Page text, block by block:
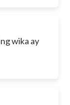
wika ay